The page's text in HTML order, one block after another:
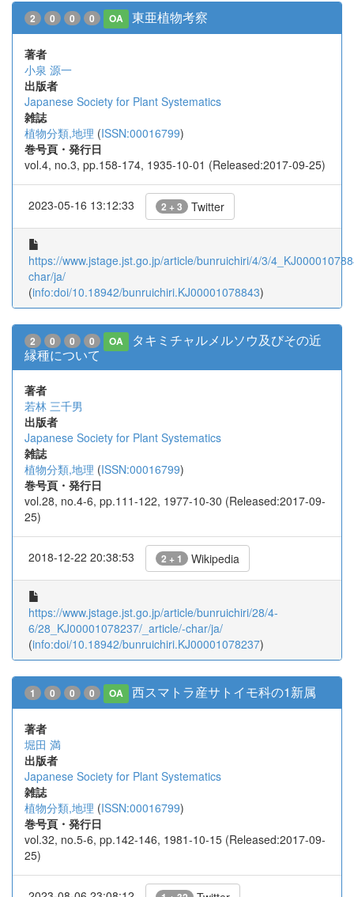
2 0 0 0 OA 東亜植物考察
著者
小泉 源一
出版者
Japanese Society for Plant Systematics
雑誌
植物分類,地理 (ISSN:00016799)
巻号頁・発行日
vol.4, no.3, pp.158-174, 1935-10-01 (Released:2017-09-25)
2023-05-16 13:12:33 2 + 3 Twitter
https://www.jstage.jst.go.jp/article/bunruichiri/4/3/
char/ja/
(info:doi/10.18942/bunruichiri.KJ00001078843)
2 0 0 0 OA
タキミチャルメルソウ及びその近
縁種について
著者
若林 三千男
出版者
Japanese Society for Plant Systematics
雑誌
植物分類,地理 (ISSN:00016799)
巻号頁・発行日
vol.28, no.4-6, pp.111-122, 1977-10-30 (Released:2017-09-
25)
2018-12-22 20:38:53 2 + 1 Wikipedia
https://www.jstage.jst.go.jp/article/bunruichiri/28/4-
6/28_KJ00001078237/_article/-char/ja/
(info:doi/10.18942/bunruichiri.KJ00001078237)
1 0 0 0 OA 西スマトラ産サトイモ科の1新属
著者
堀田 満
出版者
Japanese Society for Plant Systematics
雑誌
植物分類,地理 (ISSN:00016799)
巻号頁・発行日
vol.32, no.5-6, pp.142-146, 1981-10-15 (Released:2017-09-
25)